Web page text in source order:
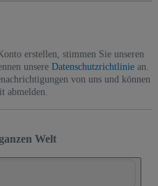
erstellen, stimmen Sie unseren
unsere Datenschutzrichtliniean.
von uns und können
abmelden.
Welt